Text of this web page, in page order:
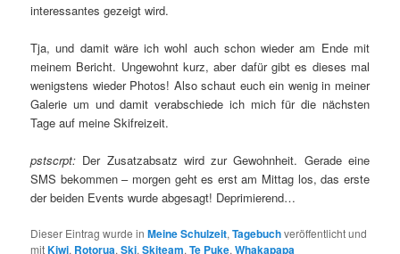
interessantes gezeigt wird.
Tja, und damit wäre ich wohl auch schon wieder am Ende mit
meinem Bericht. Ungewohnt kurz, aber dafür gibt es dieses mal
wenigstens wieder Photos! Also schaut euch ein wenig in meiner
Galerie um und damit verabschiede ich mich für die nächsten
Tage auf meine Skifreizeit.
pstscrpt: Der Zusatzabsatz wird zur Gewohnheit. Gerade eine
SMS bekommen – morgen geht es erst am Mittag los, das erste
der beiden Events wurde abgesagt! Deprimierend…
Dieser Eintrag wurde inMeine Schulzeit,Tagebuchveröffentlicht und
mitKiwi, Rotorua,Ski,Skiteam,Te Puke,Whakapapa